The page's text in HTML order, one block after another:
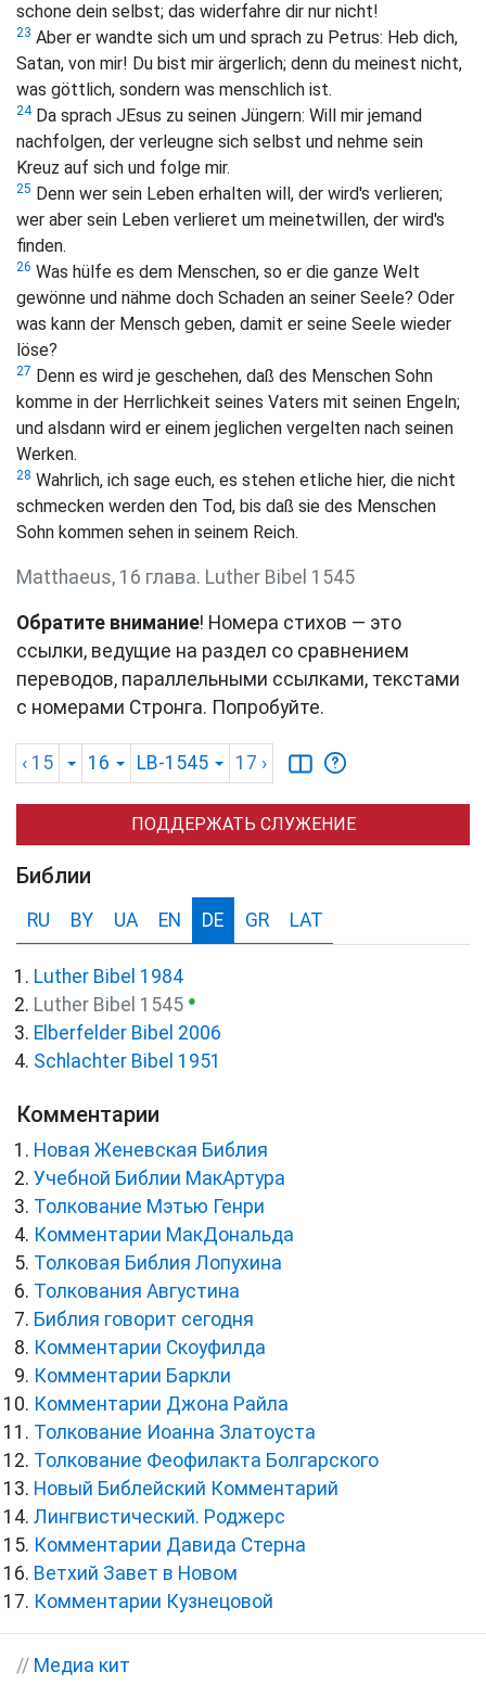
schone dein selbst; das widerfahre dir nur nicht!
23 Aber er wandte sich um und sprach zu Petrus: Heb dich,
Satan, von mir! Du bist mir ärgerlich; denn du meinest nicht,
was göttlich, sondern was menschlich ist.
24Da sprach JEsus zu seinen Jüngern: Will mir jemand
nachfolgen, der verleugne sich selbst und nehme sein
Kreuz auf sich und folge mir.
25 Denn wer sein Leben erhalten will, der wird's verlieren;
wer aber sein Leben verlieret um meinetwillen, der wird's
finden.
26 Was hülfe es dem Menschen, so er die ganze Welt
gewönne und nähme doch Schaden an seiner Seele? Oder
was kann der Mensch geben, damit er seine Seele wieder
löse?
27 Denn es wird je geschehen, daß des Menschen Sohn
komme in der Herrlichkeit seines Vaters mit seinen Engeln;
und alsdann wird er einem jeglichen vergelten nach seinen
Werken.
28 Wahrlich, ich sage euch, es stehen etliche hier, die nicht
schmecken werden den Tod, bis daß sie des Menschen
Sohn kommen sehen in seinem Reich.
Matthaeus, 16 глава. Luther Bibel 1545
Обратите внимание! Номера стихов — это
ссылки, ведущие на раздел со сравнением
переводов, параллельными ссылками, текстами
с номерами Стронга. Попробуйте.
‹ 15 16 LB-1545 17 ›
ПОДДЕРЖАТЬ СЛУЖЕНИЕ
Библии
RU BY UA EN DE GR LAT
Luther Bibel 1984
Luther Bibel 1545 ●
Elberfelder Bibel 2006
Schlachter Bibel 1951
Комментарии
Новая Женевская Библия
Учебной Библии МакАртура
Толкование Мэтью Генри
Комментарии МакДональда
Толковая Библия Лопухина
Толкования Августина
Библия говорит сегодня
Комментарии Скоуфилда
Комментарии Баркли
Комментарии Джона Райла
Толкование Иоанна Златоуста
Толкование Феофилакта Болгарского
Новый Библейский Комментарий
Лингвистический. Роджерс
Комментарии Давида Стерна
Ветхий Завет в Новом
Комментарии Кузнецовой
// Медиа кит